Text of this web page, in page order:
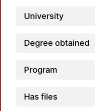
University
Degree obtained
Program
Has files